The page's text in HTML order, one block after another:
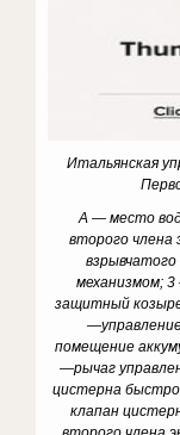
Итальянская
А — место
второго члена
механизмом;
защитный
помещение
—рычаг
цис­терна
клапан